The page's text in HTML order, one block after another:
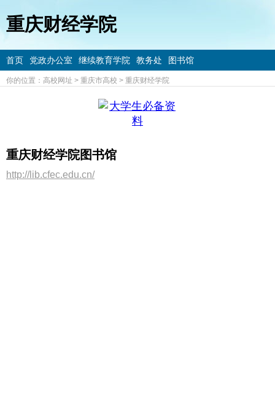
重庆财经学院
首页 党政办公室 继续教育学院 教务处 图书馆
你的位置： 高校网址 > 重庆市高校 > 重庆财经学院
重庆财经学院图书馆
http://lib.cfec.edu.cn/